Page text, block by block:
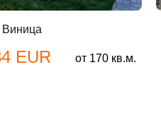
Виница
EUR от 170 кв.м.